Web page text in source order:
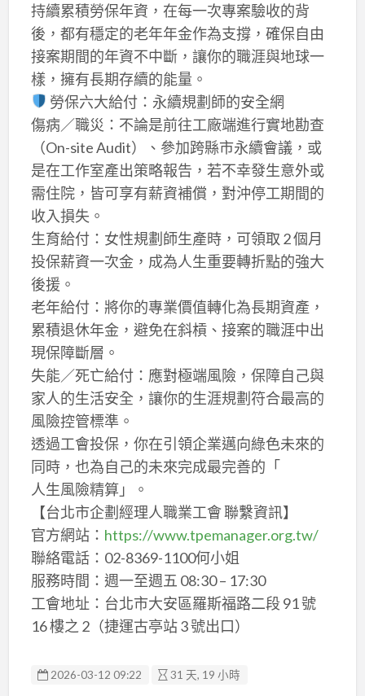
持續累積勞保年資，在每一次專案驗收的背
後，都有穩定的老年年金作為支撐，確保自由
接案期間的年資不中斷，讓你的職涯與地球一
樣，擁有長期存續的能量。
勞保六大給付：永續規劃師的安全網
傷病／職災：不論是前往工廠端進行實地勘查
（On-site Audit）、參加跨縣市永續會議，或
是在工作室產出策略報告，若不幸發生意外或
需住院，皆可享有薪資補償，對沖停工期間的
收入損失。
生育給付：女性規劃師生產時，可領取 2 個月
投保薪資一次金，成為人生重要轉折點的強大
後援。
老年給付：將你的專業價值轉化為長期資產，
累積退休年金，避免在斜槓、接案的職涯中出
現保障斷層。
失能／死亡給付：應對極端風險，保障自己與
家人的生活安全，讓你的生涯規劃符合最高的
風險控管標準。
透過工會投保，你在引領企業邁向綠色未來的
同時，也為自己的未來完成最完善的「
人生風險精算」。
【台北市企劃經理人職業工會 聯繫資訊】
官方網站： https://www.tpemanager.org.tw/
聯絡電話：02-8369-1100何小姐
服務時間：週一至週五 08:30 – 17:30
工會地址：台北市大安區羅斯福路二段 91 號
16 樓之 2（捷運古亭站 3 號出口）
2026-03-12 09:22 31 天, 19 小時